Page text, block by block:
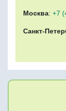
Москва: +7
Санкт-